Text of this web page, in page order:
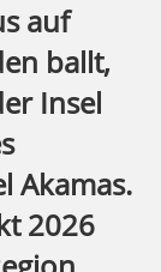
auf
ballt,
Insel
Akamas.
2026